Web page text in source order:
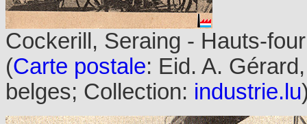
Cockerill, Seraing - Hauts-
(Carte postale: Eid. A.
belges; Collection: industrie.lu